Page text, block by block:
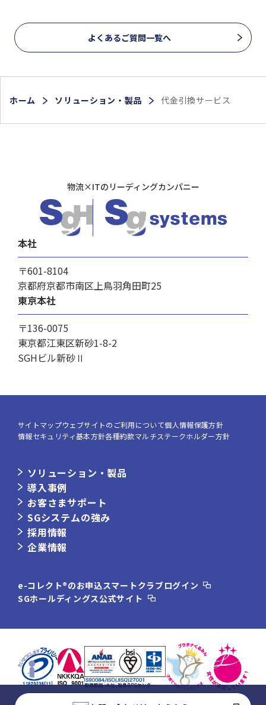
よくあるご質問一覧へ
ホーム ソリューション・製品 代金引換サービス
物流×ITのリーディングカンパニー
本社
〒601-8104
京都府京都市南区上鳥羽角田町25
東京本社
〒136-0075
東京都江東区新砂1-8-2
SGHビル新砂Ⅱ
サイトマップウェブサイトのご利用について個人情報保護方針
情報セキュリティ基本方針各種約款マルチステークホルダー方針
ソリューション・製品
導入事例
お客さまサポート
SGシステムの強み
採用情報
企業情報
e-コレクト®のお申込スマートクラブログイン
SGホールディングス公式サイト